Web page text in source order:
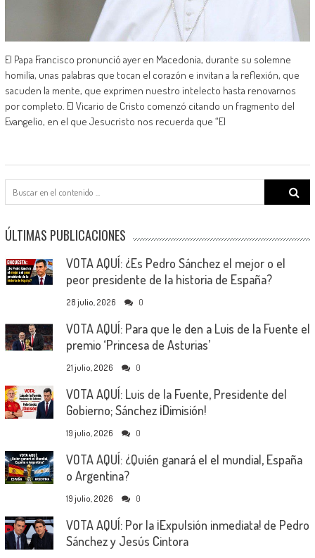
El Papa Francisco pronunció ayer en Macedonia, durante su solemne
homilía, unas palabras que tocan el corazón e invitan a la reflexión, que
sacuden la mente, que exprimen nuestro intelecto hasta renovarnos
por completo. El Vicario de Cristo comenzó citando un fragmento del
Evangelio, en el que Jesucristo nos recuerda que “El
Search
for:
ÚLTIMAS PUBLICACIONES
VOTA AQUÍ: ¿Es Pedro Sánchez el mejor o el
peor presidente de la historia de España?
28 julio, 2026 0
VOTA AQUÍ: Para que le den a Luis de la Fuente el
premio ‘Princesa de Asturias’
21 julio, 2026 0
VOTA AQUÍ: Luis de la Fuente, Presidente del
Gobierno; Sánchez ¡Dimisión!
19 julio, 2026 0
VOTA AQUÍ: ¿Quién ganará el el mundial, España
o Argentina?
19 julio, 2026 0
VOTA AQUÍ: Por la ¡Expulsión inmediata! de Pedro
Sánchez y Jesús Cintora